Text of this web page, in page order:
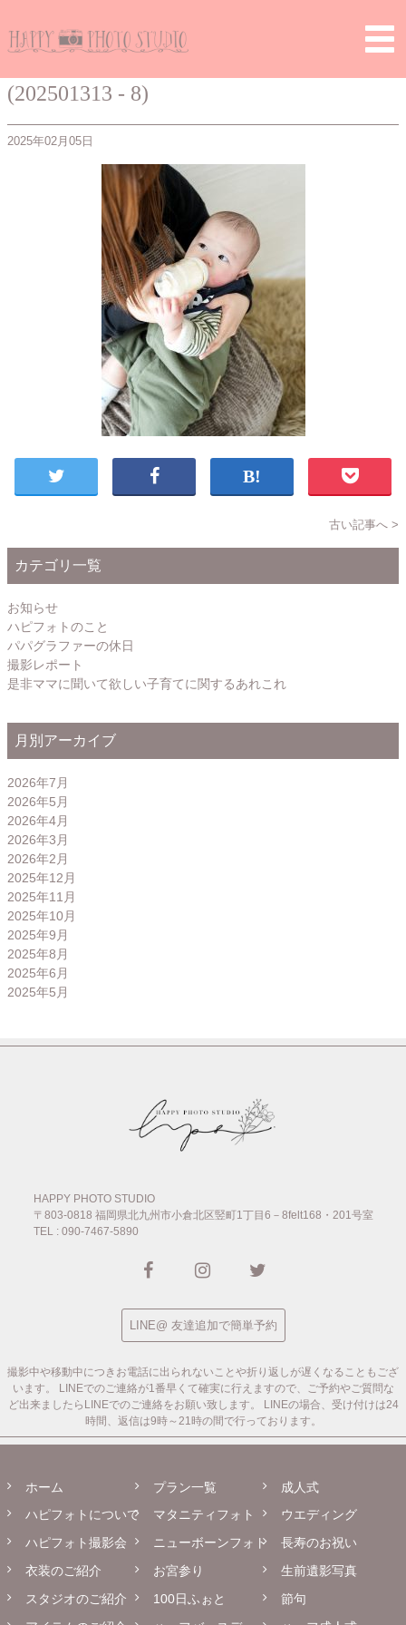
(202501313 - 8)
2025年02月05日
古い記事へ >
カテゴリ一覧
お知らせ
ハピフォトのこと
パパグラファーの休日
撮影レポート
是非ママに聞いて欲しい子育てに関するあれこれ
月別アーカイブ
2026年7月
2026年5月
2026年4月
2026年3月
2026年2月
2025年12月
2025年11月
2025年10月
2025年9月
2025年8月
2025年6月
2025年5月
HAPPY PHOTO STUDIO
〒803-0818 福岡県北九州市小倉北区竪町1丁目6－8felt168・201号室
TEL : 090-7467-5890
LINE@ 友達追加で簡単予約
撮影中や移動中につきお電話に出られないことや折り返しが遅くなることもござ
います。
LINEでのご連絡が1番早くて確実に行えますので、ご予約やご質問な
ど出来ましたらLINEでのご連絡をお願い致します。
LINEの場合、受け付けは24
時間、返信は9時～21時の間で行っております。
ホーム
ハピフォトについて
ハピフォト撮影会
衣装のご紹介
スタジオのご紹介
プラン一覧
マタニティフォト
ニューボーンフォト
お宮参り
100日ふぉと
成人式
ウエディング
長寿のお祝い
生前遺影写真
節句